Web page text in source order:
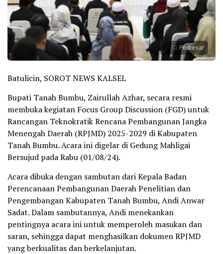
Perbesar
Batulicin, SOROT NEWS KALSEL
Bupati Tanah Bumbu, Zairullah Azhar, secara resmi
membuka kegiatan Focus Group Discussion (FGD) untuk
Rancangan Teknokratik Rencana Pembangunan Jangka
Menengah Daerah (RPJMD) 2025-2029 di Kabupaten
Tanah Bumbu. Acara ini digelar di Gedung Mahligai
Bersujud pada Rabu (01/08/24).
Acara dibuka dengan sambutan dari Kepala Badan
Perencanaan Pembangunan Daerah Penelitian dan
Pengembangan Kabupaten Tanah Bumbu, Andi Anwar
Sadat. Dalam sambutannya, Andi menekankan
pentingnya acara ini untuk memperoleh masukan dan
saran, sehingga dapat menghasilkan dokumen RPJMD
yang berkualitas dan berkelanjutan.